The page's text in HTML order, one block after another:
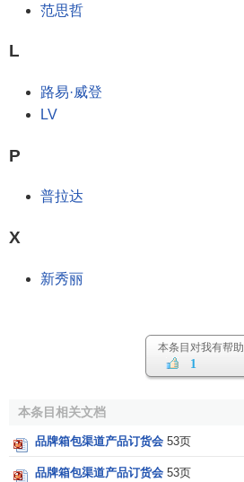
范思哲
L
路易·威登
LV
P
普拉达
X
新秀丽
本条目对我有帮助
1
本条目相关文档
品牌箱包渠道产品订货会 53页
品牌箱包渠道产品订货会 53页